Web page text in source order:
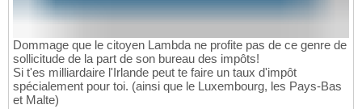
Dommage que le citoyen Lambda ne profite pas de ce genre de
sollicitude de la part de son bureau des impôts!
Si t'es milliardaire l'Irlande peut te faire un taux d'impôt
spécialement pour toi. (ainsi que le Luxembourg, les Pays-Bas
et Malte)